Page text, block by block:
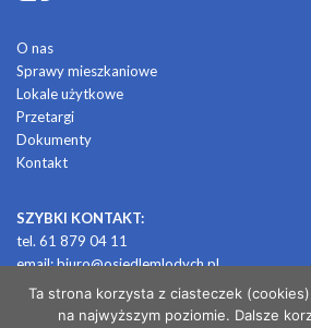
O nas
Sprawy mieszkaniowe
Lokale użytkowe
Przetargi
Dokumenty
Kontakt
SZYBKI KONTAKT:
tel. 61 879 04 11
email:biuro@osiedlemlodych.pl
Ta strona korzysta z ciasteczek
na najwyższym poziomie. Dalsze